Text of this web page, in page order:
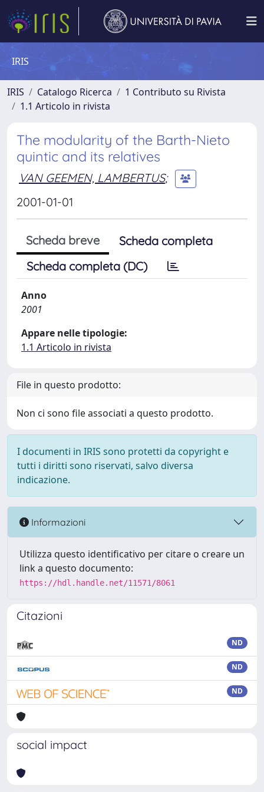
IRIS
IRIS Catalogo Ricerca
1 Contributo su Rivista
1.1 Articolo in rivista
The modularity of the Barth-Nieto
quintic and its relatives
VAN GEEMEN, LAMBERTUS;
2001-01-01
Scheda breve
Scheda completa
Scheda completa (DC)
Anno
2001
Appare nelle tipologie:
1.1 Articolo in rivista
File in questo prodotto:
Non ci sono file associati a questo prodotto.
I documenti in IRIS sono protetti da copyright e
tutti i diritti sono riservati, salvo diversa
indicazione.
Informazioni
Utilizza questo identificativo per citare o creare un
link a questo documento:
https://hdl.handle.net/11571/8061
Citazioni
ND
ND
ND
social impact